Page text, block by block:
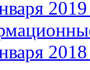
2019
2018